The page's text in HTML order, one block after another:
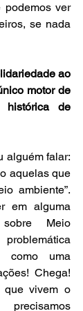
ver
se nada
ao
motor de
histórica de
alguém falar:
aquelas que
ambiente”.
em alguma
sobre Meio
como uma
Chega!
que vivem o